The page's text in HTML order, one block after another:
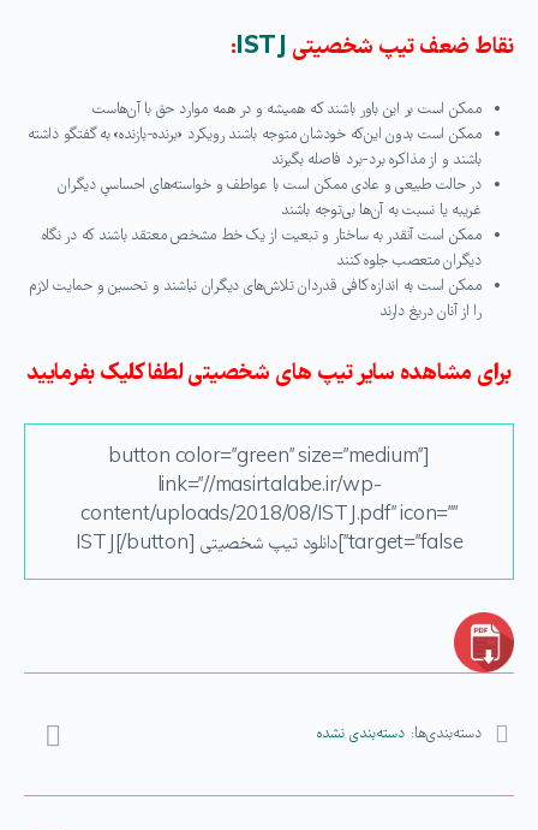
نقاط ضعف تیپ شخصیتی ISTJ
:
ممکن است بر این باور باشند که همیشه و در همه موارد حق با آن‌هاست
ممکن است بدون این‌که خودشان متوجه باشند رویکرد «برنده-بازنده» به گفتگو داشته
باشند و از مذاکره برد-برد فاصله بگیرند
در حالت طبیعی و عادی ممکن است با عواطف و خواسته‌های احساسیِ دیگران
غریبه یا نسبت به آن‌ها بی‌توجه باشند
ممکن است آنقدر به ساختار و تبعیت از یک خط مشخص معتقد باشند که در نگاه
دیگران متعصب جلوه کنند
ممکن است به اندازه کافی قدردان تلاش‌های دیگران نباشند و تحسین و حمایت لازم
را از آنان دریغ دارند
برای مشاهده سایر تیپ های شخصیتی لطفا کلیک بفرمایید
[button color=”green” size=”medium”
link=”//masirtalabe.ir/wp-
content/uploads/2018/08/ISTJ.pdf” icon=””
target=”false”]دانلود تیپ شخصیتی ISTJ[/button]
دسته‌بندی‌ها: دسته‌بندی نشده